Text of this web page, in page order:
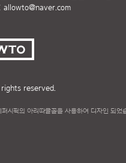
allowto@naver.com
reserved.
시픽의 아리따글꼴을 사용하여 디자인 되었